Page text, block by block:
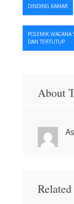
pos
DINDING KAMAR
POLEMIK WACANA
DAN TERTUTUP
About
Related